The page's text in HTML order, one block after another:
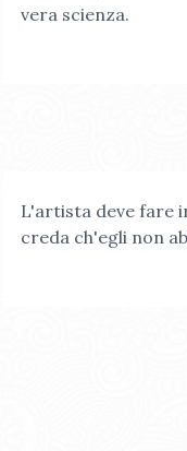
vera scienza.
L'artista deve fare
creda ch'egli non